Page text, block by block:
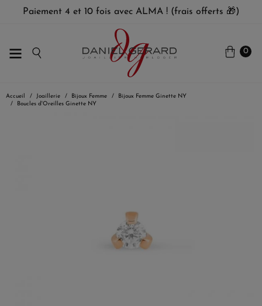
Paiement 4 et 10 fois avec ALMA ! (frais offerts 🎁)
0
Accueil Joaillerie Bijoux Femme
Bijoux Femme Ginette NY
Boucles d'Oreilles Ginette NY